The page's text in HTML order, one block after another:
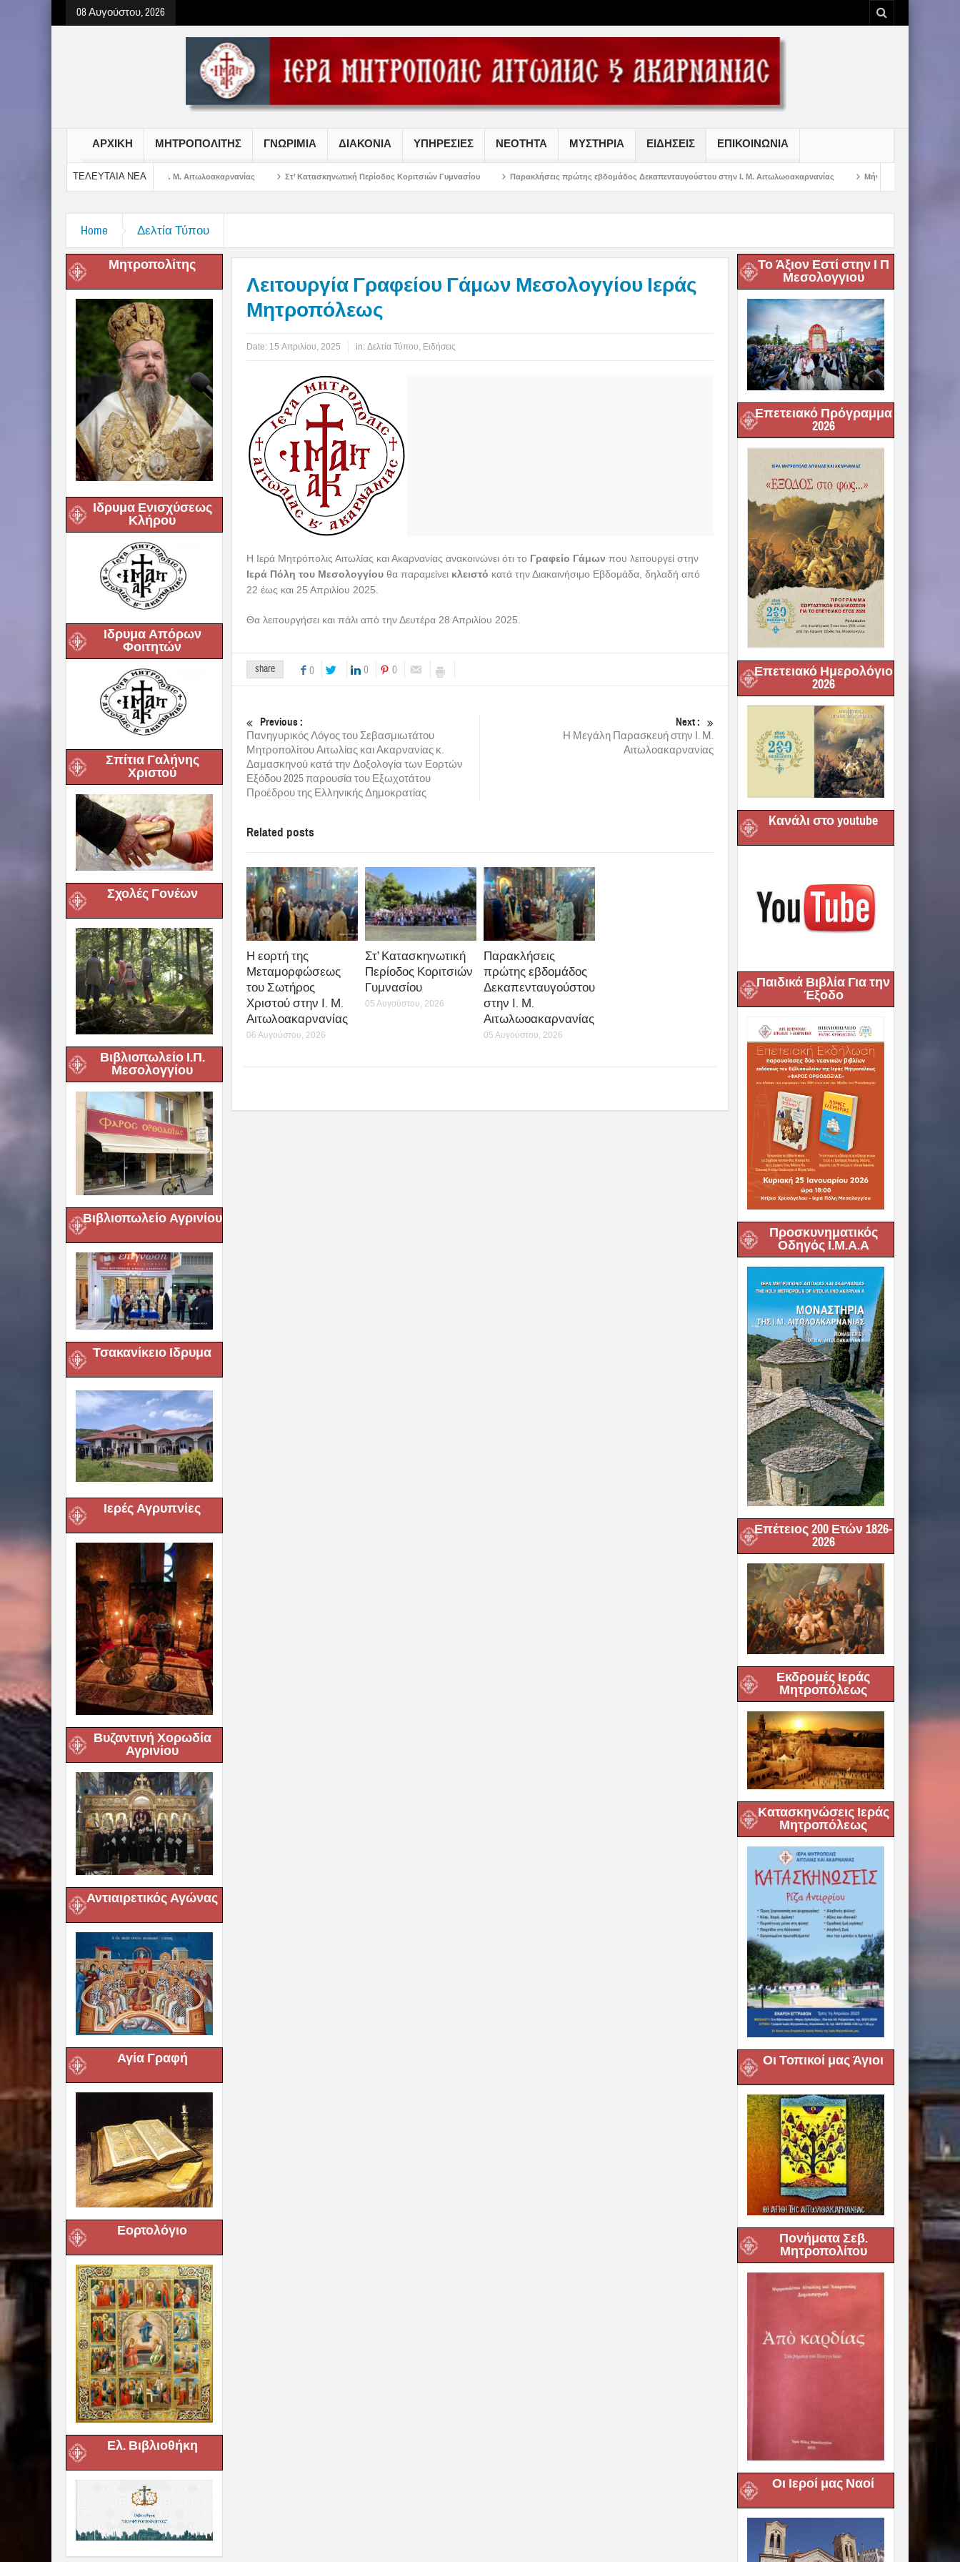
08 Αυγούστου, 2026
ΑΡΧΙΚΗ ΜΗΤΡΟΠΟΛΙΤΗΣ ΓΝΩΡΙΜΙΑ ΔΙΑΚΟΝΙΑ ΥΠΗΡΕΣΙΕΣ ΝΕΟΤΗΤΑ ΜΥΣΤΗΡΙΑ ΕΙΔΗΣΕΙΣ ΕΠΙΚΟΙΝΩΝΙΑ
ΤΕΛΕΥΤΑΙΑ ΝΕΑ
Σωτήρος Χριστού στην Ι. Μ. Αιτωλοακαρνανίας Στ’ Κατασκηνωτική Περίοδος Κοριτσιών Γυμνασίου Παρακλήσεις πρώτης εβδομάδος Δεκαπενταυγούστου στην Ι. Μ. Αιτωλωοακαρνανίας Μήνυμα Σεβασμιωτάτου Μητροπολίτου
Home Δελτία Τύπου
Μητροπολίτης
Ιδρυμα Ενισχύσεως
Κλήρου
Ιδρυμα Απόρων
Φοιτητών
Σπίτια Γαλήνης
Χριστού
Σχολές Γονέων
Βιβλιοπωλείο Ι.Π.
Μεσολογγίου
Βιβλιοπωλείο Αγρινίου
Τσακανίκειο Ιδρυμα
Ιερές Αγρυπνίες
Βυζαντινή Χορωδία
Αγρινίου
Αντιαιρετικός Αγώνας
Αγία Γραφή
Εορτολόγιο
Ελ. Βιβλιοθήκη
Λειτουργία Γραφείου Γάμων Μεσολογγίου Ιεράς
Μητροπόλεως
Date: 15 Απριλίου, 2025 in: Δελτία Τύπου, Ειδήσεις
Η Ιερά Μητρόπολις Αιτωλίας και Ακαρνανίας ανακοινώνει ότι το Γραφείο Γάμων που λειτουργεί στην
Ιερά Πόλη του Μεσολογγίουθα παραμείνει κλειστό κατά την Διακαινήσιμο Εβδομάδα, δηλαδή από
22 έως και 25 Απριλίου 2025.
Θα λειτουργήσει και πάλι από την Δευτέρα 28 Απριλίου 2025.
share 0 0 0
Previous :
Πανηγυρικός Λόγος του Σεβασμιωτάτου
Μητροπολίτου Αιτωλίας και Ακαρνανίας κ.
Δαμασκηνού κατά την Δοξολογία των Εορτών
Εξόδου 2025 παρουσία του Εξωχοτάτου
Προέδρου της Ελληνικής Δημοκρατίας
Next :
Η Μεγάλη Παρασκευή στην Ι. Μ.
Αιτωλοακαρνανίας
Related posts
Η εορτή της
Μεταμορφώσεως
του Σωτήρος
Χριστού στην Ι. Μ.
Αιτωλοακαρνανίας
06 Αυγούστου, 2026
Στ’ Κατασκηνωτική
Περίοδος Κοριτσιών
Γυμνασίου
05 Αυγούστου, 2026
Παρακλήσεις
πρώτης εβδομάδος
Δεκαπενταυγούστου
στην Ι. Μ.
Αιτωλωοακαρνανίας
05 Αυγούστου, 2026
Το Άξιον Εστί στην Ι Π
Μεσολογγιου
Επετειακό Πρόγραμμα
2026
Επετειακό Ημερολόγιο
2026
Kανάλι στο youtube
Παιδικά Βιβλία Για την
Έξοδο
Προσκυνηματικός
Οδηγός Ι.Μ.Α.Α
Επέτειος 200 Ετών 1826-
2026
Εκδρομές Ιεράς
Μητροπόλεως
Κατασκηνώσεις Ιεράς
Μητροπόλεως
Οι Τοπικοί μας Άγιοι
Πονήματα Σεβ.
Μητροπολίτου
Οι Ιεροί μας Ναοί